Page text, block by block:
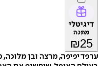
דיגיטלי
מתנה
₪25
ערפד יפיפה, מרצה ובן